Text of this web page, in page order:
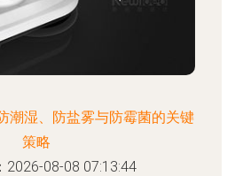
潮湿、防盐雾与防霉菌的关键
策略
2026-08-08 07:13:44